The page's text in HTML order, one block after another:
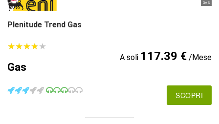
GAS
Plenitude Trend Gas
★★★★★
★★★★★
Gas
A soli 117.39 €/Mese
SCOPRI